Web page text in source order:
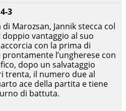
3
Marozsan, Jannik stecca col
vantaggio al suo
con la prima di
l’ungherese con
dopo un salvataggio
trenta, il numero due al
ace della partita e tiene
di battuta.